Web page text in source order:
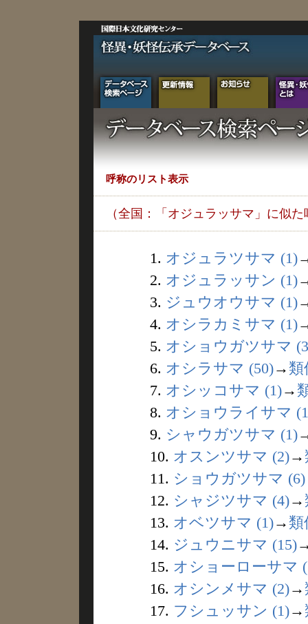
呼称のリスト表示
（全国：「オジュラッサマ」に似た
1. オジュラツサマ (1)
2. オジュラッサン (1)
3. ジュウオウサマ (1)
4. オシラカミサマ (1)
5. オショウガツサマ
6. オシラサマ (50)→ 類
7. オシッコサマ (1)→
8. オショウライサマ
9. シャウガツサマ (1)
10. オスンツサマ (2)→
11. ショウガツサマ (6)
12. シャジツサマ (4)→
13. オベツサマ (1)→ 類
14. ジュウニサマ (15)
15. オショーローサマ
16. オシンメサマ (2)→
17. フシュッサン (1)→